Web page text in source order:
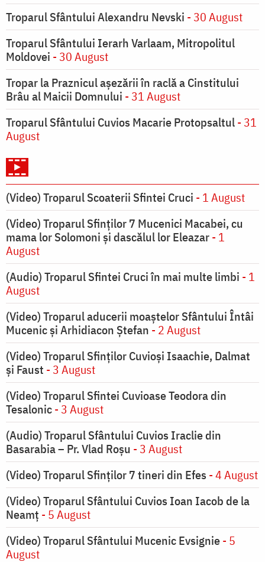
Troparul Sfântului Alexandru Nevski - 30 August
Troparul Sfântului Ierarh Varlaam, Mitropolitul
Moldovei - 30 August
Tropar la Praznicul aşezării în raclă a Cinstitului
Brâu al Maicii Domnului - 31 August
Troparul Sfântului Cuvios Macarie Protopsaltul- 31
August
(Video) Troparul Scoaterii Sfintei Cruci - 1 August
(Video) Troparul Sfinților 7 Mucenici Macabei, cu
mama lor Solomoni și dascălul lor Eleazar- 1
August
(Audio) Troparul Sfintei Cruci în mai multe limbi - 1
August
(Video) Troparul aducerii moaștelor Sfântului Întâi
Mucenic și Arhidiacon Ștefan - 2 August
(Video) Troparul Sfinților Cuvioși Isaachie, Dalmat
și Faust - 3 August
(Video) Troparul Sfintei Cuvioase Teodora din
Tesalonic- 3 August
(Audio) Troparul Sfântului Cuvios Iraclie din
Basarabia – Pr. Vlad Roșu - 3 August
(Video) Troparul Sfinților 7 tineri din Efes - 4 August
(Video) Troparul Sfântului Cuvios Ioan Iacob de la
Neamț - 5 August
(Video) Troparul Sfântului Mucenic Evsignie- 5
August